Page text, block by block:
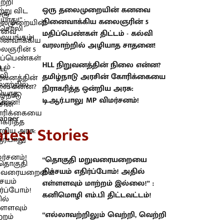
ஒரு தலைமுறையின் கனவை
நினைவாக்கிய கலைஞரின் 5
மதிப்பெண்கள் திட்டம் - கல்வி
வரலாற்றில் அழியாத சாதனை!
HLL நிறுவனத்தின் நிலை என்ன?
தமிழ்நாடு அரசின் கோரிக்கையை
நிராகரித்த ஒன்றிய அரசு:
டி.ஆர்.பாலு MP விமர்சனம்!
Stories
“தொகுதி மறுவரையறையை
நிச்சயம் எதிர்ப்போம்! அதில்
எள்ளளவும் மாற்றம் இல்லை!” :
கனிமொழி எம்.பி திட்டவட்டம்!
“எல்லாவற்றிலும் வெற்றி, வெற்றி